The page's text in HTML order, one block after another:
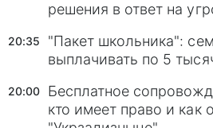
решения в ответ на
20:35
"Пакет школьника":
выплачивать по 5
20:00
Бесплатное
кто имеет право и как